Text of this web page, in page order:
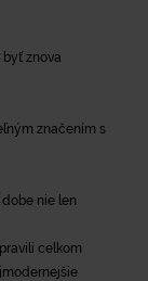
znova
značením s
nie len
celkom